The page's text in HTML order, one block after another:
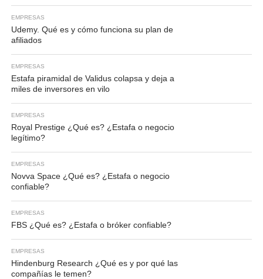
EMPRESAS
Udemy. Qué es y cómo funciona su plan de
afiliados
EMPRESAS
Estafa piramidal de Validus colapsa y deja a
miles de inversores en vilo
EMPRESAS
Royal Prestige ¿Qué es? ¿Estafa o negocio
legítimo?
EMPRESAS
Novva Space ¿Qué es? ¿Estafa o negocio
confiable?
EMPRESAS
FBS ¿Qué es? ¿Estafa o bróker confiable?
EMPRESAS
Hindenburg Research ¿Qué es y por qué las
compañías le temen?